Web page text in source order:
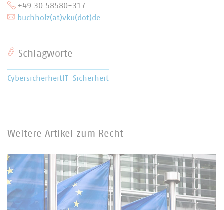
+49 30 58580-317
buchholz(at)vku(dot)de
Schlagworte
Cybersicherheit IT-Sicherheit
Weitere Artikel zum Recht